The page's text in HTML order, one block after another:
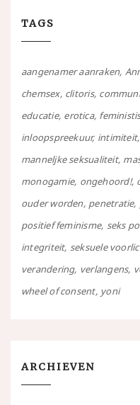
TAGS
aangenamer aanraken
chemsex clitoris
educatie erotica
inloopspreekuur intimiteit
manneljke seksualiteit
monogamie ongehoord!
ouder worden penetratie
positief feminisme seks
integriteit seksuele
verandering verlangens
wheel of consent yoni
ARCHIEVEN